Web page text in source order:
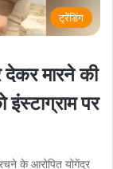
ट्रेंडिंग
मारने की
पर
के आरोपित योगेंद्र